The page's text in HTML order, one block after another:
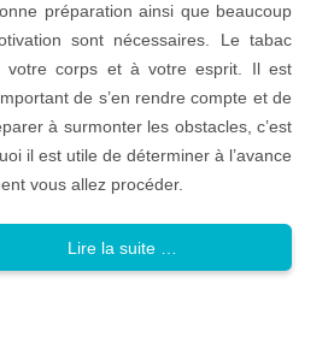
préparation ainsi que beaucoup
sont nécessaires. Le tabac
votre corps et à votre esprit. Il est
de s’en rendre compte et de
à surmonter les obstacles, c’est
il est utile de déterminer à l’avance
vous allez procéder.
Lire la suite …